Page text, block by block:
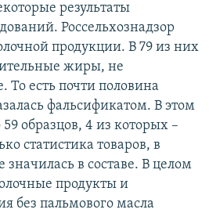
результаты
Россельхознадзор
продукции. В 79 из них
жиры, не
То есть почти половина
фальсификатом. В этом
59 образцов, 4 из которых –
статистика товаров, в
в составе. В целом
продукты и
без пальмового масла